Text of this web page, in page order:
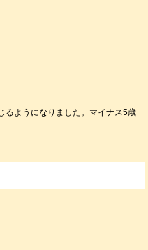
るようになりました。マイナス5歳